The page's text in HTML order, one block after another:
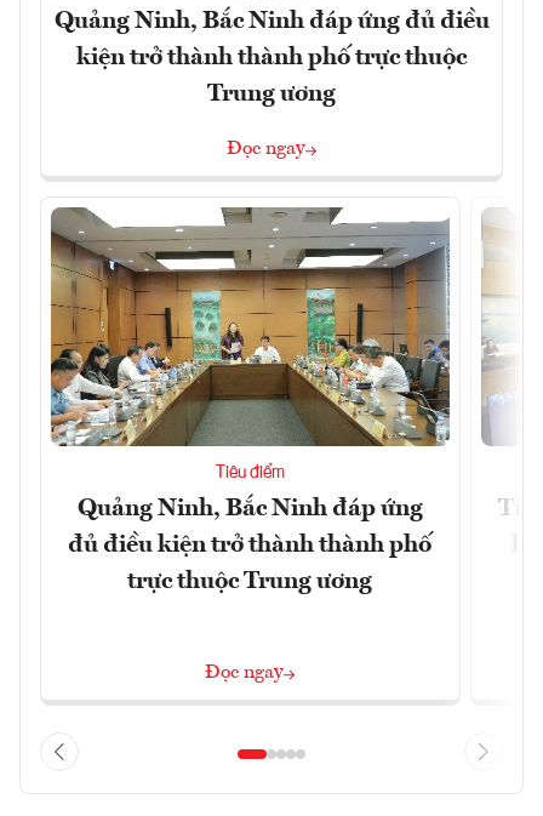
Quảng Ninh, Bắc Ninh đáp ứng đủ điều
kiện trở thành thành phố trực thuộc
Trung ương
Đọc ngay
Tiêu điểm
Quảng Ninh, Bắc Ninh đáp ứng
đủ điều kiện trở thành thành phố
trực thuộc Trung ương
Đọc ngay